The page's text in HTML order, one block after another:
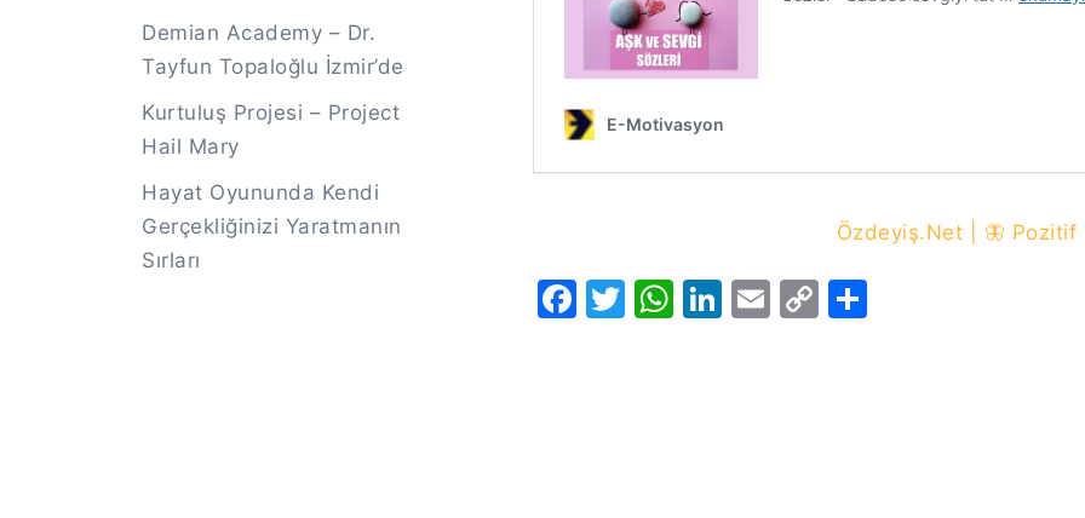
Özdeyiş.Net | 🦋 Pozitif
Facebook
Twitter
WhatsApp
LinkedIn
Email
CopyShare
Demian Academy – Dr.
Tayfun Topaloğlu İzmir’de
Kurtuluş Projesi – Project
Hail Mary
Hayat Oyununda Kendi
Gerçekliğinizi Yaratmanın
Sırları